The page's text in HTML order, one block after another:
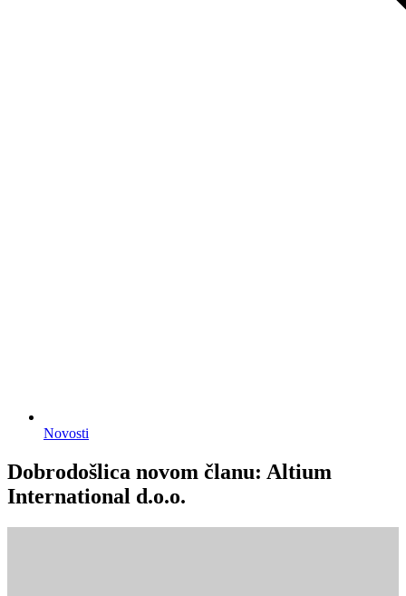
Novosti
Dobrodošlica novom članu: Altium
International d.o.o.